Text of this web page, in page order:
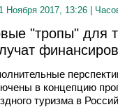
Ноября 2017, 13:26 |
"тропы" для
в концепцию
туризма в